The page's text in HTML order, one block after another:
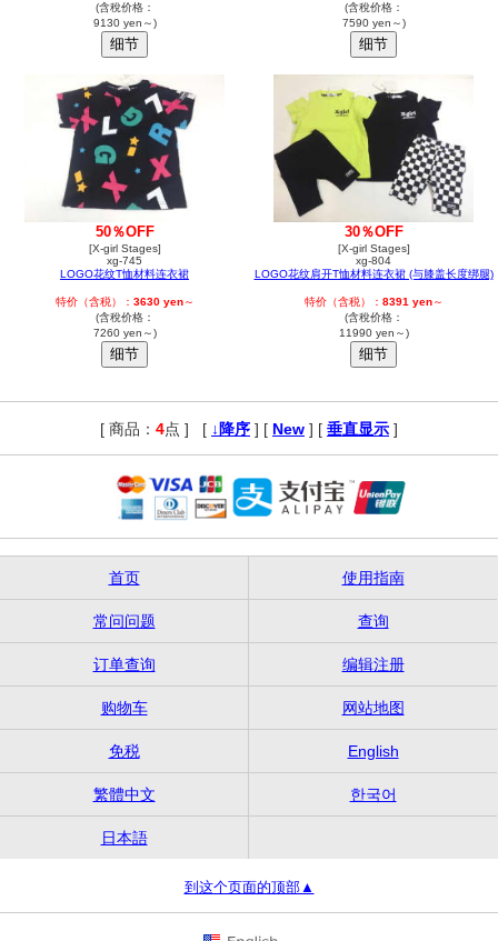
(含稅价格：
9130 yen～)
(含稅价格：
7590 yen～)
50％OFF
[X-girl Stages]
xg-745
LOGO花纹T恤材料连衣裙
特价（含税）： 3630 yen～
(含稅价格：
7260 yen～)
30％OFF
[X-girl Stages]
xg-804
LOGO花纹肩开T恤材料连衣裙 (与膝盖长度绑腿)
特价（含税）： 8391 yen～
(含稅价格：
11990 yen～)
[ 商品： 4点 ] [ ↓降序 ] [ New ] [ 垂直显示 ]
首页 使用指南
常问问题 查询
订单查询 编辑注册
购物车 网站地图
免税 English
繁體中文 한국어
日本語
到这个页面的顶部▲